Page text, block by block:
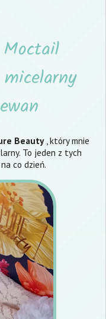
Beauty, który mnie
To jeden z tych
co dzień.